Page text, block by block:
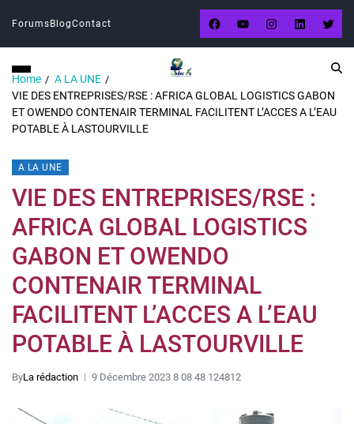
Forums BlogContact
Home
A LA UNE
VIE DES ENTREPRISES/RSE : AFRICA GLOBAL LOGISTICS GABON
ET OWENDO CONTENAIR TERMINAL FACILITENT L’ACCES A L’EAU
POTABLE À LASTOURVILLE
A LA UNE
VIE DES ENTREPRISES/RSE :
AFRICA GLOBAL LOGISTICS
GABON ET OWENDO
CONTENAIR TERMINAL
FACILITENT L’ACCES A L’EAU
POTABLE À LASTOURVILLE
ByLa rédaction 9 Décembre 2023 8 08 48 124812